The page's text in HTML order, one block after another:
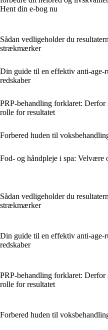
Hent din e-bog nu
Sådan vedligeholder du
strækmærker
Din guide til en effektiv anti-age-
redskaber
PRP-behandling forklaret: Derfor
rolle for resultatet
Forbered huden til
Fod- og håndpleje i spa: Velvære
Sådan vedligeholder du
strækmærker
Din guide til en effektiv anti-age-
redskaber
PRP-behandling forklaret: Derfor
rolle for resultatet
Forbered huden til